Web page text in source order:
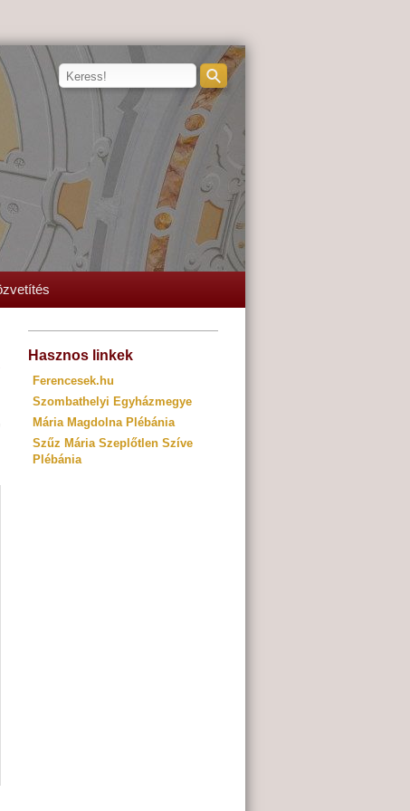
Hasznos linkek
Ferencesek.hu
Szombathelyi Egyházmegye
Mária Magdolna Plébánia
Szűz Mária Szeplőtlen Szíve
Plébánia